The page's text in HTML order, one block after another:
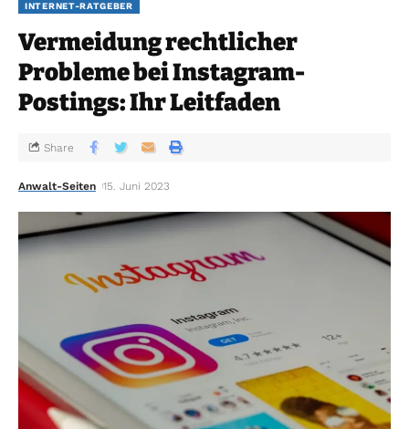
INTERNET-RATGEBER
Vermeidung rechtlicher
Probleme bei Instagram-
Postings: Ihr Leitfaden
Anwalt-Seiten 15. Juni 2023
Share